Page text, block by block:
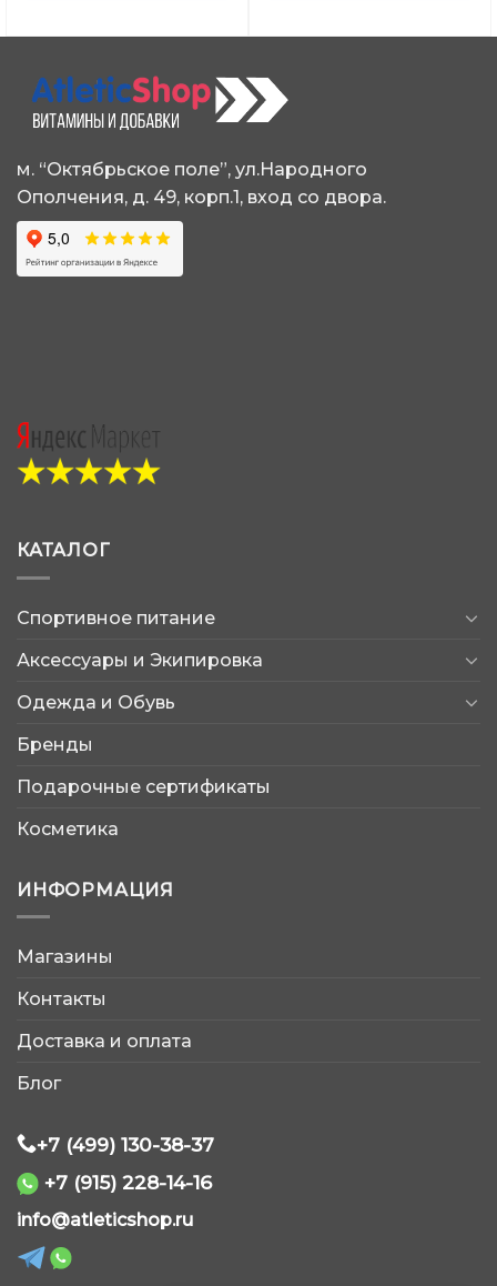
вариаций.
можно
выбрать
на
товара.
Опции
выбрать
на
м. “Октябрьское поле”, ул.Народного
Ополчения, д. 49, корп.1, вход со двора.
КАТАЛОГ
Спортивное питание
Аксессуары и Экипировка
Одежда и Обувь
Бренды
Подарочные сертификаты
Косметика
ИНФОРМАЦИЯ
Магазины
Контакты
Доставка и оплата
Блог
+7 (499) 130-38-37
+7 (915) 228-14-16
info@atleticshop.ru